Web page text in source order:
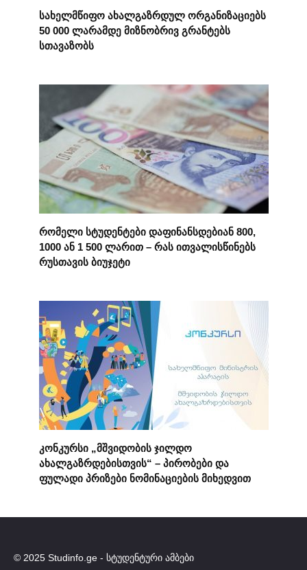
სახელმწიფო ახალგაზრდულ ორგანიზაციებს
50 000 ლარამდე მიზნობრივ გრანტებს
სთავაზობს
რომელი სტუდენტები დაფინანსდებიან 800,
1000 ან 1 500 ლარით – რას ითვალისწინებს
რუსთავის ბიუჯეტი
კონკურსი „მშვიდობის ჯილდო
ახალგაზრდებისთვის“ – პირობები და
ფულადი პრიზები ნომინაციების მიხედვით
© 2025 Studinfo.ge - სტუდენტური ამბები